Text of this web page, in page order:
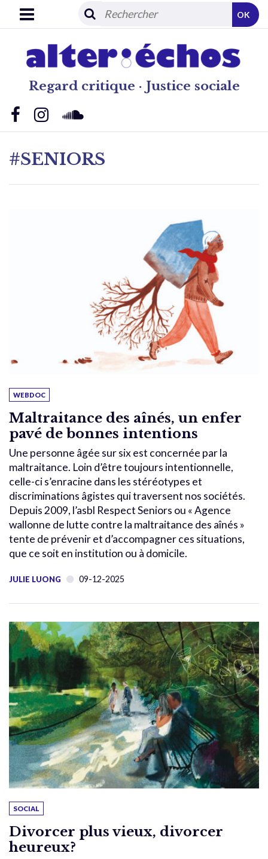
Regard critique · Justice sociale
OK
#SENIORS
WEBDOC
Maltraitance des aînés, un enfer
pavé de bonnes intentions
Une personne âgée sur six est concernée par la
maltraitance. Loin d’être toujours intentionnelle,
celle-ci s’enracine dans les stéréotypes et
discriminations âgistes qui traversent nos sociétés.
Depuis 2009, l’asbl Respect Seniors ou « Agence
wallonne de lutte contre la maltraitance des aînés »
tente de prévenir et d’accompagner ces situations,
que ce soit en institution ou à domicile.
JULIE LUONG 09-12-2025
SOCIAL
Divorcer plus vieux, divorcer
heureux?